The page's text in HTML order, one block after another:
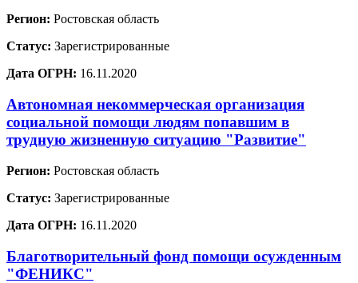
Регион: Ростовская область
Статус: Зарегистрированные
Дата ОГРН: 16.11.2020
Автономная некоммерческая организация
социальной помощи людям попавшим в
трудную жизненную ситуацию "Развитие"
Регион: Ростовская область
Статус: Зарегистрированные
Дата ОГРН: 16.11.2020
Благотворительный фонд помощи осужденным
"ФЕНИКС"